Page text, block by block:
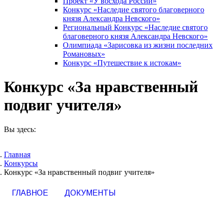
Конкурс «Наследие святого благоверного
князя Александра Невского»
Региональный Конкурс «Наследие святого
благоверного князя Александра Невского»
Олимпиада «Зарисовка из жизни последних
Романовых»
Конкурс «Путешествие к истокам»
Конкурс «За нравственный
подвиг учителя»
Вы здесь:
Главная
Конкурсы
Конкурс «За нравственный подвиг учителя»
ГЛАВНОЕ
ДОКУМЕНТЫ